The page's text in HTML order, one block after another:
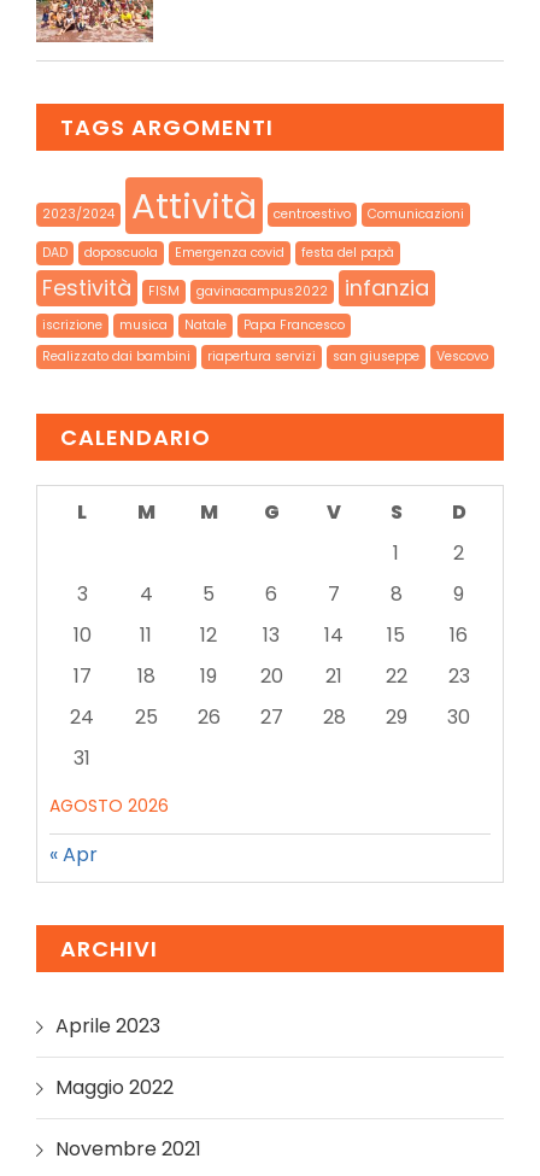
TAGS ARGOMENTI
2023/2024 Attività centroestivo Comunicazioni
DAD doposcuola Emergenza covid festa del papà
Festività FISM gavinacampus2022 infanzia
iscrizione musica Natale
Papa Francesco
Realizzato dai bambini
riapertura servizi san giuseppe Vescovo
CALENDARIO
AGOSTO 2026
L M M G V S
D
1
2
3
4 5 6 7 8
9
10
11 12 13 14 15
16
17
18 19 20 21 22
23
24
25 26 27 28 29
30
31
« Apr
ARCHIVI
Aprile 2023
Maggio 2022
Novembre 2021